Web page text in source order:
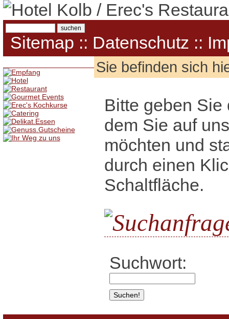
Sitemap :: Datenschutz ::
Sie befinden sich
Bitte geben Sie
dem Sie auf
möchten und
durch einen
Schaltfläche.
Suchwort: